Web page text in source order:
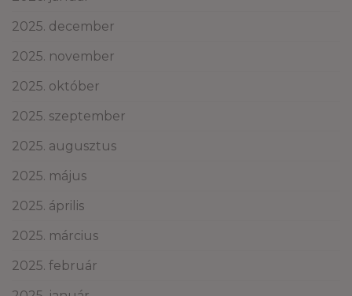
2025. december
2025. november
2025. október
2025. szeptember
2025. augusztus
2025. május
2025. április
2025. március
2025. február